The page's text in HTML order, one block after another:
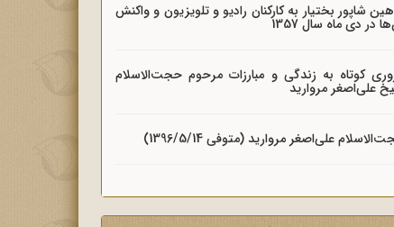
شاپور بختیار به کارکنان رادیو و تلویزیون و واکنش
در دی ماه سال 1357
کوتاه به زندگی و مبارزات مرحوم حجت‌الاسلام
علی‌اصغر مروارید
علی‌اصغر مروارید (متوفی 1396/5/14)